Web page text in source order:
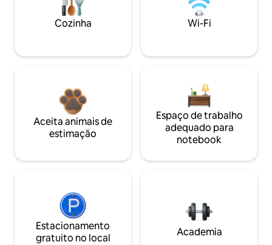
Cozinha Wi-Fi
Aceita animais de
estimação
Espaço de trabalho
adequado para
notebook
Estacionamento
gratuito no local
Academia